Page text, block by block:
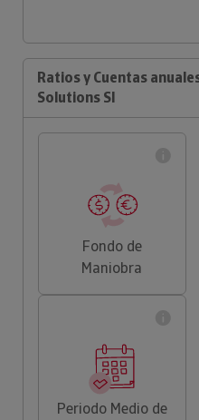
Ratios y Cuentas
Solutions Sl
Fondo de
Maniobra
Periodo Medio de